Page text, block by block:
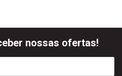
nossas ofertas!